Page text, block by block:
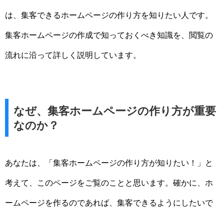
は、集客できるホームページの作り方を知りたい人です。
集客ホームページの作成で知っておくべき知識を、閲覧の
流れに沿って詳しく説明しています。
なぜ、集客ホームページの作り方が重要
なのか？
あなたは、「集客ホームページの作り方が知りたい！」と
考えて、このページをご覧のことと思います。確かに、ホ
ームページを作るのであれば、集客できるようにしたいで